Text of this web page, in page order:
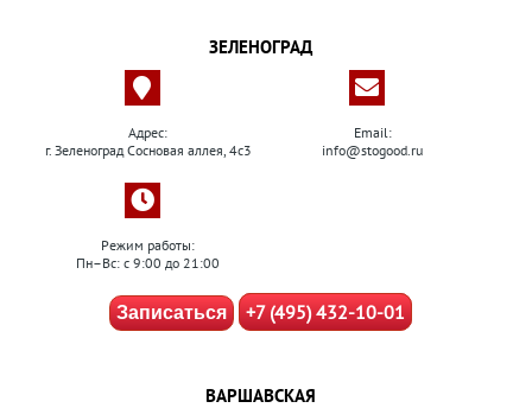
ЗЕЛЕНОГРАД
Адрес:
г. Зеленоград Сосновая аллея, 4с3
Email:
info@stogood.ru
Режим работы:
Пн–Вс: с 9:00 до 21:00
Записаться +7 (495) 432-10-01
ВАРШАВСКАЯ